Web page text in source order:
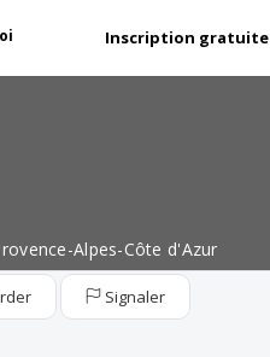
Inscription gratuite
Alpes-Côte d'Azur
Signaler